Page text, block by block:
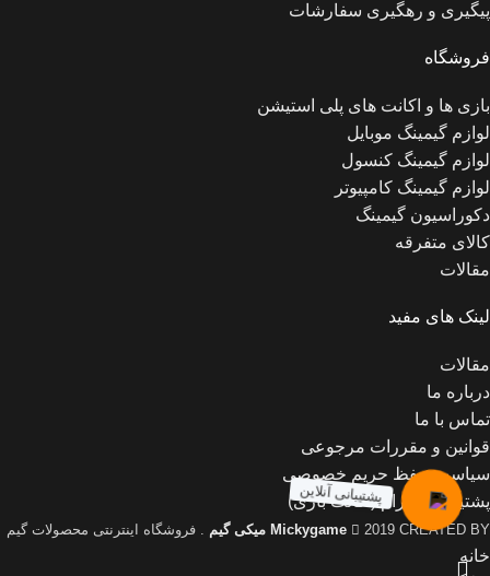
پیگیری و رهگیری سفارشات
فروشگاه
بازی ها و اکانت های پلی استیشن
لوازم گیمینگ موبایل
لوازم گیمینگ کنسول
لوازم گیمینگ کامپیوتر
دکوراسیون گیمینگ
کالای متفرقه
مقالات
لینک های مفید
مقالات
درباره ما
تماس با ما
قوانین و مقررات مرجوعی
سیاست حفظ حریم خصوصی
پشتیبانی تلگرام (اکانت بازی)
Mickygame 2019 CREATED BY میکی گیم . فروشگاه اینترنتی محصولات گیم
پشتیبانی آنلاین
خانه